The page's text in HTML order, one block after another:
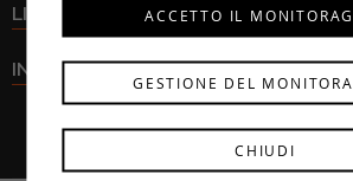
LINK UTILI
INFORMAZIONI
Ferramenta Cima s.r.l. ©
CHIUDI
GESTIONE DEL
ACCETTO IL